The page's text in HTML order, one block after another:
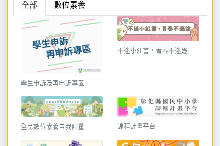
全部 數位素養
學生申訴及再申訴專區
不迷小紅書，青春不迷途
全民數位素養自我評量 課程計畫平台